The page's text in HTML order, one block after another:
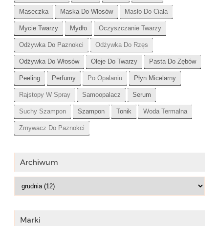
Maseczka Maska Do Włosów Masło Do Ciała
Mycie Twarzy Mydło Oczyszczanie Twarzy
Odżywka Do Paznokci Odżywka Do Rzęs
Odżywka Do Włosów Oleje Do Twarzy Pasta Do Zębów
Peeling Perfumy Po Opalaniu Płyn Micelarny
Rajstopy W Spray Samoopalacz Serum
Suchy Szampon Szampon Tonik Woda Termalna
Zmywacz Do Paznokci
Archiwum
Marki